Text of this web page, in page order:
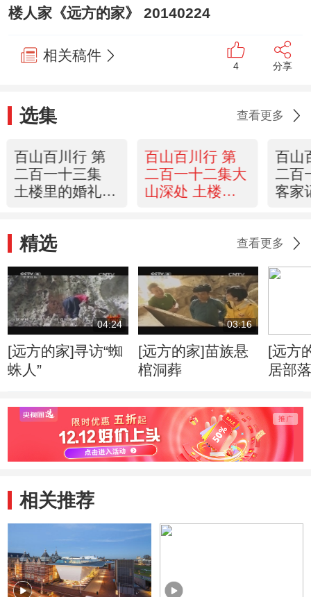
楼人家《远方的家》 20140224
相关稿件
4 分享
选集 查看更多
百山百川行 第
二百一十三集
土楼里的婚礼
百山百川行 第
二百一十二集大
山深处 土楼人
百山
二百
客家
精选 查看更多
04:24
[远方的家]寻访“蜘
蛛人”
03:16
[远方的家]苗族悬
棺洞葬
[远方
居部落
相关推荐